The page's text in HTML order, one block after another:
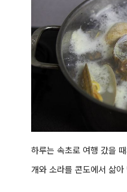
하루는 속초로 여행 갔을
개와 소라를 콘도에서 삶